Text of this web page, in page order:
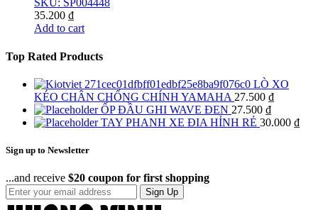
SKU: SP004448
35.200 ₫
Add to cart
Top Rated Products
LÒ XO
KÉO CHÂN CHỐNG CHÍNH YAMAHA 27.500 ₫
ỐP ĐẦU GHI WAVE ĐEN 27.500 ₫
TAY PHANH XE ĐIA HỈNH RẺ 30.000 ₫
Sign up to Newsletter
...and receive $20 coupon for first shopping
Sign Up